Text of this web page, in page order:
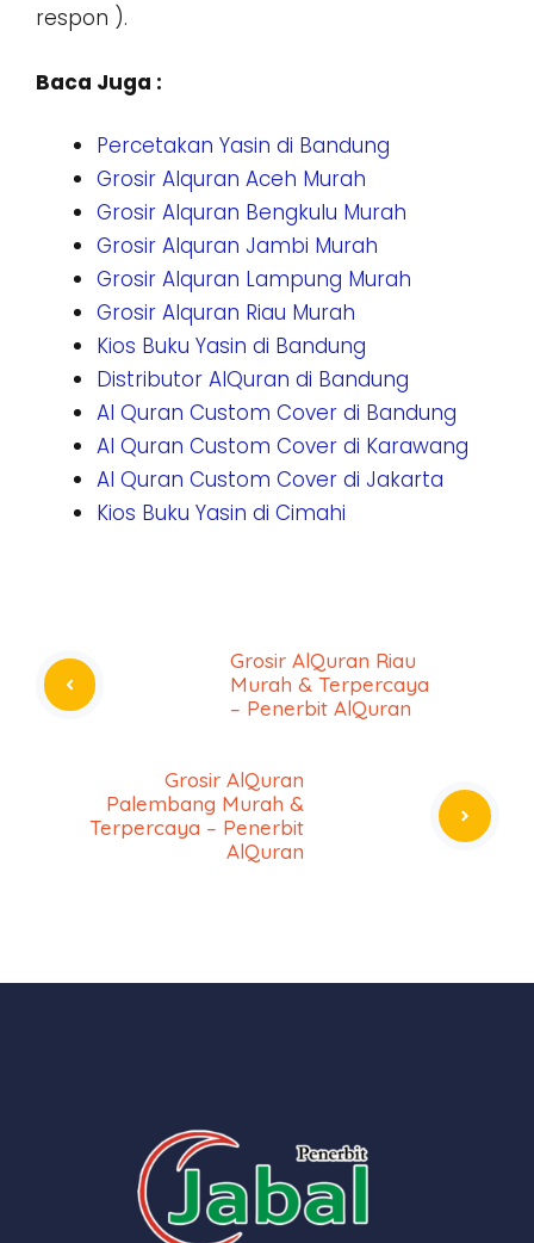
respon ).
Baca Juga :
Percetakan Yasin di Bandung
Grosir Alquran Aceh Murah
Grosir Alquran Bengkulu Murah
Grosir Alquran Jambi Murah
Grosir Alquran Lampung Murah
Grosir Alquran Riau Murah
Kios Buku Yasin di Bandung
Distributor AlQuran di Bandung
Al Quran Custom Cover di Bandung
Al Quran Custom Cover di Karawang
Al Quran Custom Cover di Jakarta
Kios Buku Yasin di Cimahi
Grosir AlQuran Riau
Murah & Terpercaya
– Penerbit AlQuran
Grosir AlQuran
Palembang Murah &
Terpercaya – Penerbit
AlQuran